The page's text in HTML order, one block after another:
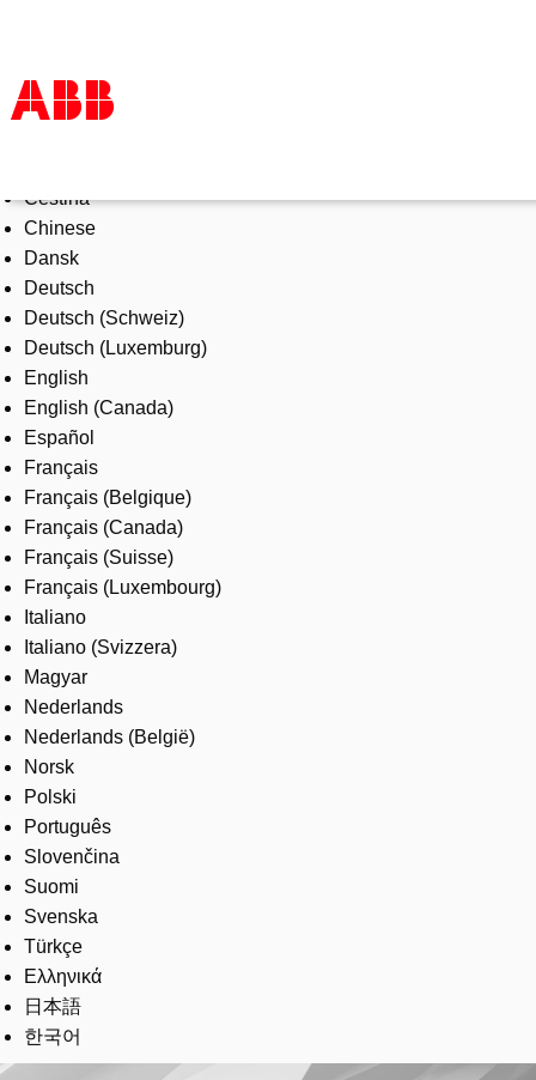
Products & Solutions
Industries
Services
About us
Where to buy
Contact us
Careers
Čeština
Chinese
Dansk
Deutsch
Deutsch (Schweiz)
Deutsch (Luxemburg)
English
English (Canada)
Español
Français
Français (Belgique)
Français (Canada)
Français (Suisse)
Français (Luxembourg)
Italiano
Italiano (Svizzera)
Magyar
Nederlands
Nederlands (België)
Norsk
Polski
Português
Slovenčina
Suomi
Svenska
Türkçe
Ελληνικά
日本語
한국어